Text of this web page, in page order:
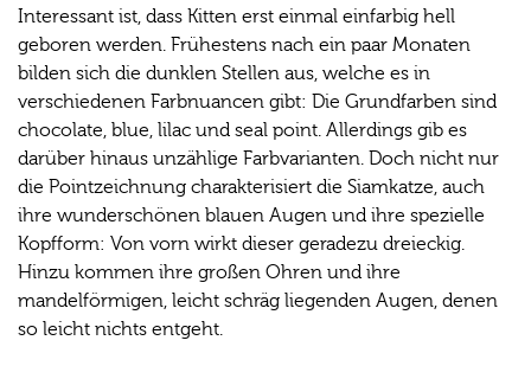
Interessant ist, dass Kitten erst einmal einfarbig hell
geboren werden. Frühestens nach ein paar Monaten
bilden sich die dunklen Stellen aus, welche es in
verschiedenen Farbnuancen gibt: Die Grundfarben sind
chocolate, blue, lilac und seal point. Allerdings gib es
darüber hinaus unzählige Farbvarianten. Doch nicht nur
die Pointzeichnung charakterisiert die Siamkatze, auch
ihre wunderschönen blauen Augen und ihre spezielle
Kopfform: Von vorn wirkt dieser geradezu dreieckig.
Hinzu kommen ihre großen Ohren und ihre
mandelförmigen, leicht schräg liegenden Augen, denen
so leicht nichts entgeht.